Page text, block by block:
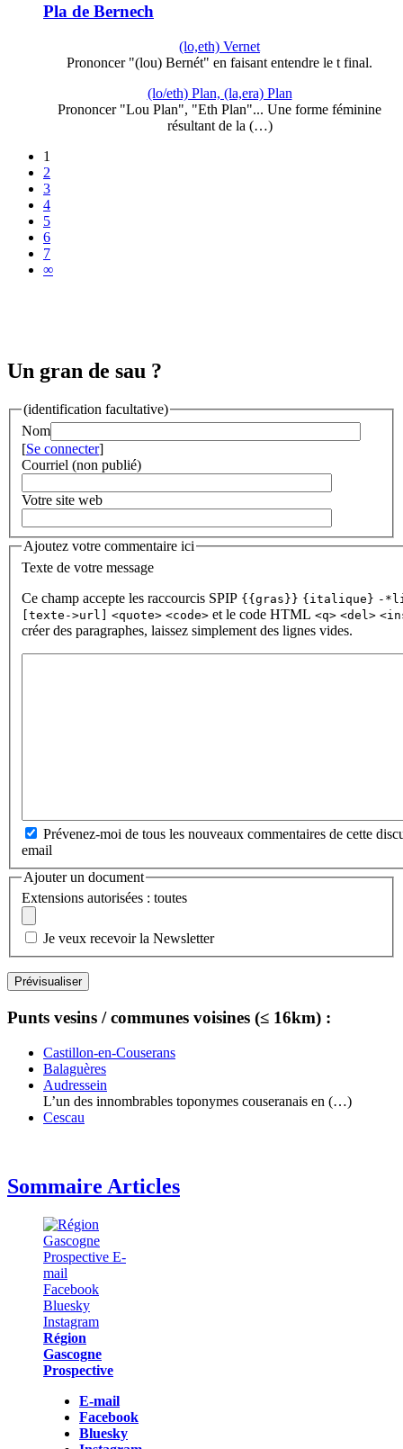
Pla de Bernech
(lo,eth) Vernet
Prononcer "(lou) Bernét" en faisant entendre le t final.
(lo/eth) Plan, (la,era) Plan
Prononcer "Lou Plan", "Eth Plan"... Une forme féminine
résultant de la (…)
1
2
3
4
5
6
7
∞
Un gran de sau ?
(identification facultative)
Nom
[Se connecter]
Courriel (non publié)
Votre site web
Ajoutez votre commentaire ici
Texte de votre message
Ce champ accepte les raccourcis SPIP {{gras}} {italique} -
[texte->url] <quote> <code> et le code HTML <q> <del>
créer des paragraphes, laissez simplement des lignes vides.
Prévenez-moi de tous les nouveaux commentaires de cette
email
Ajouter un document
Extensions autorisées : toutes
Je veux recevoir la Newsletter
Punts vesins / communes voisines (≤ 16km) :
Castillon-en-Couserans
Balaguères
Audressein
L’un des innombrables toponymes couseranais en (…)
Cescau
Sommaire Articles
Région
Gascogne
Prospective
E-mail
Facebook
Bluesky